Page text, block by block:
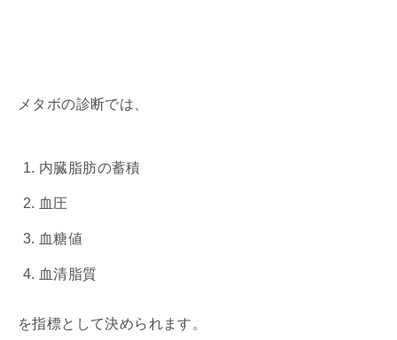
メタボの診断では、
内臓脂肪の蓄積
血圧
血糖値
血清脂質
を指標として決められます。